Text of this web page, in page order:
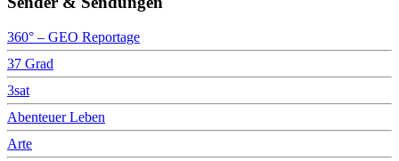
360° – GEO Reportage
37 Grad
3sat
Abenteuer Leben
Arte